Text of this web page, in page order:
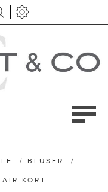
/ BLUSER /
KORT